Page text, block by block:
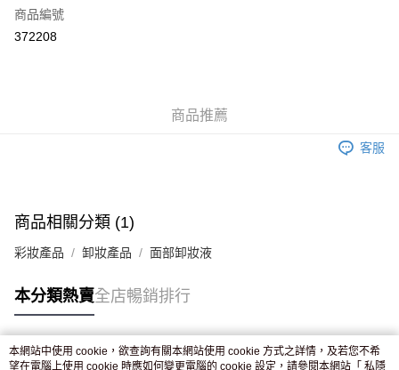
Apple Pay
付款後門市自取，訂單確認後2-4個工作天到店，7天內取。逾期後
商品編號
372208
商品推薦
客服
商品相關分類 (1)
彩妝產品 卸妝產品 面部卸妝液
本分類熱賣全店暢銷排行
熱門標籤
本網站中使用 cookie，欲查詢有關本網站使用 cookie 方式之詳情，及若您不希
望在電腦上使用 cookie 時應如何變更電腦的 cookie 設定，請參閱本網站「 私隱